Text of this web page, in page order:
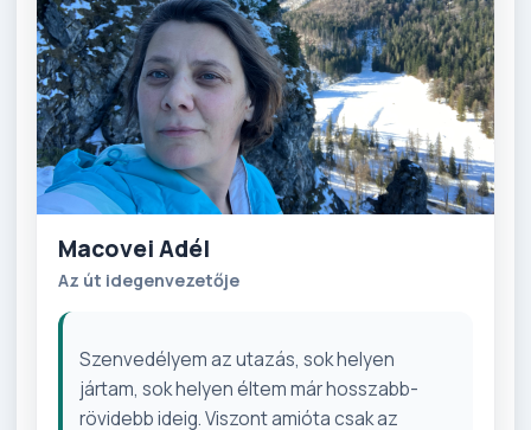
Macovei Adél
Az út idegenvezetője
Szenvedélyem az utazás, sok helyen
jártam, sok helyen éltem már hosszabb-
rövidebb ideig. Viszont amióta csak az